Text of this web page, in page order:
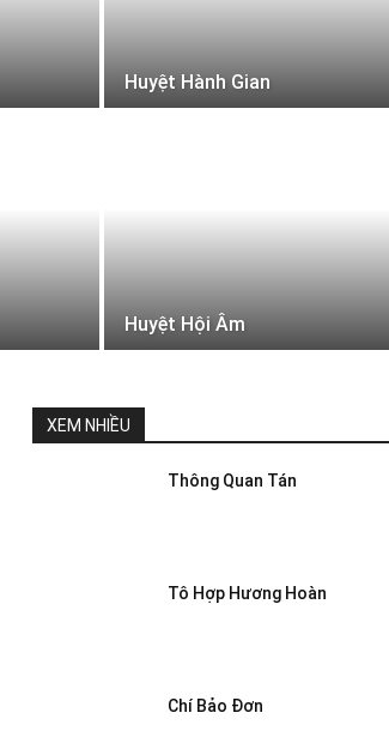
Huyệt Hành Gian
Huyệt Hội Âm
XEM NHIỀU
Thông Quan Tán
Tô Hợp Hương Hoàn
Chí Bảo Đơn